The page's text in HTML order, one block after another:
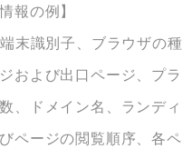
報の例】
末識別子、ブラウザの種
および出口ページ、プラ
、ドメイン名、ランディ
ページの閲覧順序、各ペ